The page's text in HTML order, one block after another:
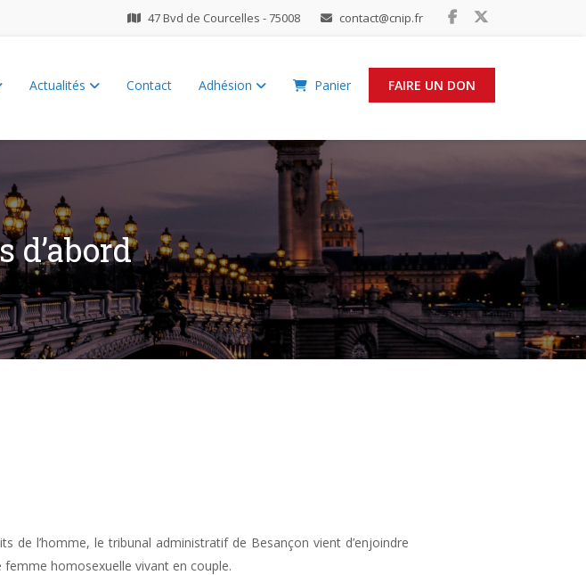
47 Bvd de Courcelles - 75008 contact@cnip.fr
FAIRE UN DON
Actualités Contact Adhésion Panier
d’abord
de l’homme, le tribunal administratif de Besançon vient d’enjoindre
homosexuelle vivant en couple.